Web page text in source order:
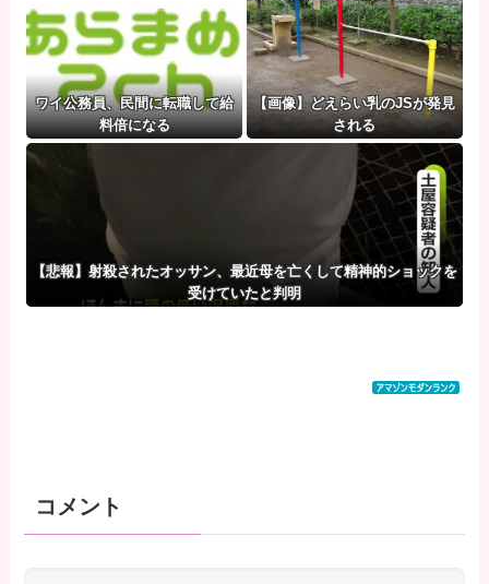
ワイ公務員、民間に転職して給
料倍になる
【画像】どえらい乳のJSが発見
される
【悲報】射殺されたオッサン、最近母を亡くして精神的ショックを
受けていたと判明
コメント